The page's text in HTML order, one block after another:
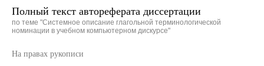
Полный текст автореферата диссертации
по теме "Системное описание глагольной терминологической
номинации в учебном компьютерном дискурсе"
На правах рукописи